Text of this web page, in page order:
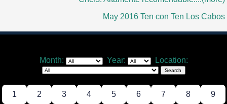
May 2016 Ten con Ten Los Cabos
Month: Year: Location:
1 2 3 4 5 6 7 8 9